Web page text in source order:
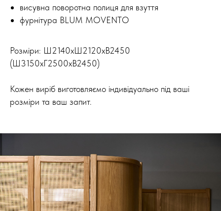
висувна поворотна полиця для взуття
фурнітура BLUM MOVENTO
Розміри: Ш2140xШ2120xB2450
(Ш3150хГ2500xB2450)
Кожен виріб виготовляємо індивідуально під ваші
розміри та ваш запит.